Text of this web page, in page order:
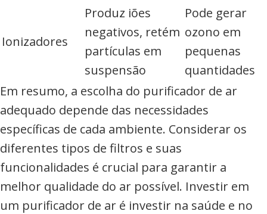
Ionizadores
Produz iões
negativos, retém
partículas em
suspensão
Pode gerar
ozono em
pequenas
quantidades
Em resumo, a escolha do purificador de ar
adequado depende das necessidades
específicas de cada ambiente. Considerar os
diferentes tipos de filtros e suas
funcionalidades é crucial para garantir a
melhor qualidade do ar possível. Investir em
um purificador de ar é investir na saúde e no